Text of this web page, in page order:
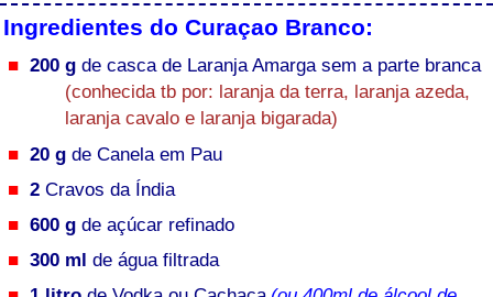
Ingredientes do Curaçao Branco:
200 g de casca de Laranja Amarga sem a parte branca
(conhecida tb por: laranja da terra, laranja azeda,
laranja cavalo e laranja bigarada)
20 g de Canela em Pau
2 Cravos da Índia
600 g de açúcar refinado
300 ml de água filtrada